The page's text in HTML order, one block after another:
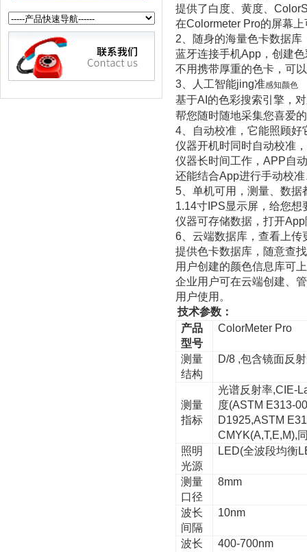
提供了白度、黄度、
在Colormeter Pro的屏幕
2 、随身的海量色卡数据库
蓝牙连接手机App ，创建
不用携带厚重的色卡，可
3 、人工智能jing准感知颜色
基于AI 的色彩搜索引擎，
帮您随时随地采集您喜爱
4 、自动校准，它能照顾好
仪器开机时同时自动校准
仪器长时间工作， APP自
还能结合App进行手动校
5 、单机可用，测量、数据
1.14寸 IPS显示屏，给您想
仪器可存储数据，打开App
6 、云端数据库，查看上传
提供色卡数据库，随意查
用户创建的颜色信息库可
企业用户可在云端创建、
用户使用。
技术参数：
产品
型号
ColorMeter Pro
测量
结构
D/8 ,包含镜面反
测量
指标
光谱反射率,CIE-
度(ASTM E313-
D1925,ASTM
CMYK(A,T,E,M),
照明
光源
LED(全波段均衡
测量
口径
8mm
波长
间隔
10nm
波长
400-700nm